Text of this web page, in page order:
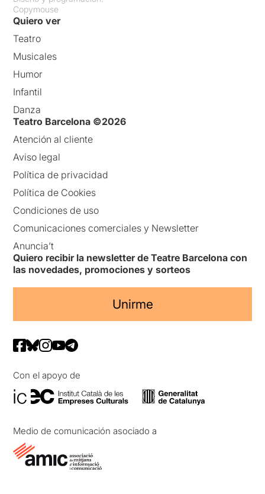
Copymouse
Quiero ver
Teatro
Musicales
Humor
Infantil
Danza
Teatro Barcelona ©2026
Atención al cliente
Aviso legal
Política de privacidad
Política de Cookies
Condiciones de uso
Comunicaciones comerciales y Newsletter
Anuncia’t
Quiero recibir la newsletter de Teatre Barcelona con
las novedades, promociones y sorteos
Unirme
Con el apoyo de
Medio de comunicación asociado a